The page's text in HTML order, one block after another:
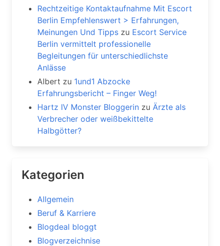
Rechtzeitige Kontaktaufnahme Mit Escort
Berlin Empfehlenswert > Erfahrungen,
Meinungen Und Tipps zu Escort Service
Berlin vermittelt professionelle
Begleitungen für unterschiedlichste
Anlässe
Albert zu 1und1 Abzocke
Erfahrungsbericht – Finger Weg!
Hartz IV Monster Bloggerin zu Ärzte als
Verbrecher oder weißbekittelte
Halbgötter?
Kategorien
Allgemein
Beruf & Karriere
Blogdeal bloggt
Blogverzeichnise